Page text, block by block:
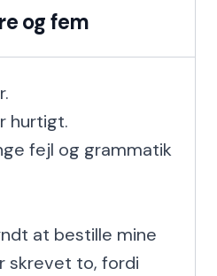
og fem
hurtigt.
fejl og grammatik
at bestille mine
skrevet to, fordi